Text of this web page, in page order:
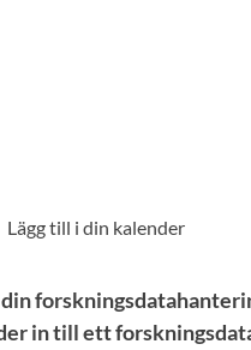
in till ett